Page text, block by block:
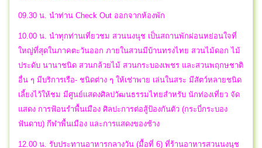
09.30 น. นำท่าน Check Out ออกจากห้องพัก
10.00 น. นำทุกท่านเที่ยวชม สวนนงนุช เป็นสถานพักผ่อนหย่อนใจที่
ใหญ่ที่สุดในภาคตะวันออก ภายในสวนมีบ้านทรงไทย สวนไม้ดอก ไม้
ประดับ นานาชนิด สวนกล้วยไม้ สวนกระบองเพชร และสวนพฤกษชาติ
อื่น ๆ มีบริการเรือ- ชนิดต่าง ๆ ให้เช่าพาย เล่นในสระ มีสัตว์หลายชนิด
เลี้ยงไว้ให้ชม มีศูนย์แสดงศิลปวัฒนธรรมไทยสำหรับ นักท่องเที่ยว จัด
แสดง การฟ้อนรำพื้นเมือง ศิลปะการต่อสู้ป้องกันตัว (กระบี่กระบอง
ฟันดาบ) กีฬาพื้นเมือง และการแสดงของช้าง
12.00 น. รับประทานอาหารกลางวัน (มื้อที่ 6) ที่ร้านอาหารสวนนงนุช